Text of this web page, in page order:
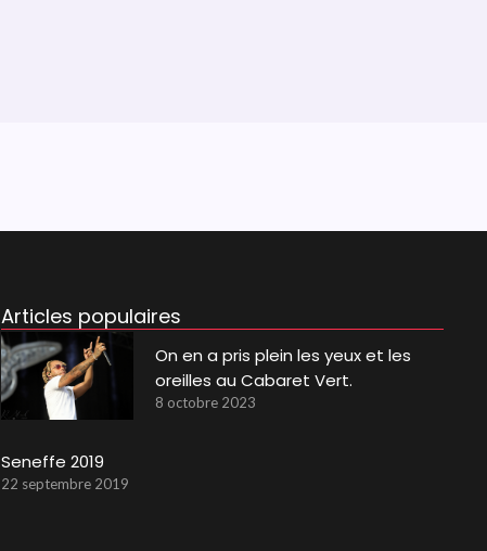
Articles populaires
On en a pris plein les yeux et les
oreilles au Cabaret Vert.
8 octobre 2023
Seneffe 2019
22 septembre 2019